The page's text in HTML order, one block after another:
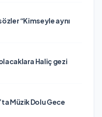
“Kimseyle aynı
Haliç gezi
Müzik Dolu Gece